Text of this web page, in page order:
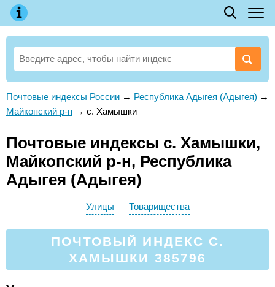
Почтовые индексы России → Республика Адыгея (Адыгея) →
Майкопский р-н → с. Хамышки
Почтовые индексы с. Хамышки,
Майкопский р-н, Республика
Адыгея (Адыгея)
Улицы Товарищества
ПОЧТОВЫЙ ИНДЕКС С.
ХАМЫШКИ 385796